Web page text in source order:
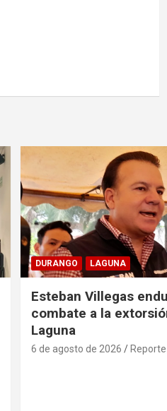
DURANGO LAGUNA
Esteban Villegas
combate a la
Laguna
6 de agosto de 2026